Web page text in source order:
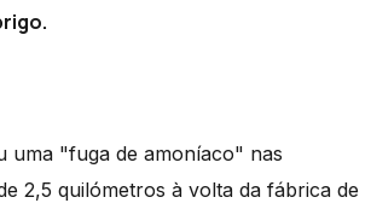
uma "fuga de amoníaco" nas
2,5 quilómetros à volta da fábrica de